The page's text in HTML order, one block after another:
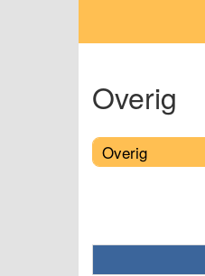
Overig
Overig